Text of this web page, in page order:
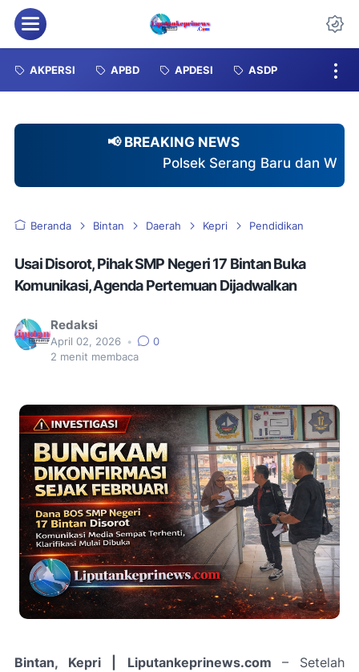
Menu
AKPERSI APBD APDESI ASDP
📢 BREAKING NEWS
Polsek Serang Baru dan Warga Telaga
Beranda Bintan Daerah Kepri Pendidikan
Usai Disorot, Pihak SMP Negeri 17 Bintan Buka
Komunikasi, Agenda Pertemuan Dijadwalkan
Redaksi
April 02, 2026 •
0
2 menit membaca
Bintan, Kepri | Liputankeprinews.com – Setelah